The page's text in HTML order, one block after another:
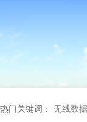
热门关键词： 无线数